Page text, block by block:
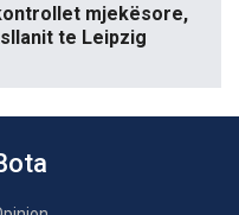
mjekësore,
te Leipzig